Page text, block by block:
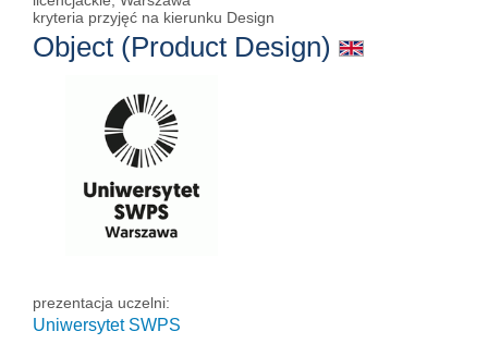
kryteria przyjęć na kierunku Design
Object (Product Design)
prezentacja uczelni:
Uniwersytet SWPS